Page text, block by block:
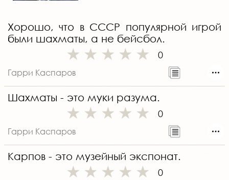
Хорошо, что в СССР популярной игрой
были шахматы, а не бейсбол.
0
Гарри Каспаров
Шахматы - это муки разума.
0
Гарри Каспаров
Карпов - это музейный экспонат.
0